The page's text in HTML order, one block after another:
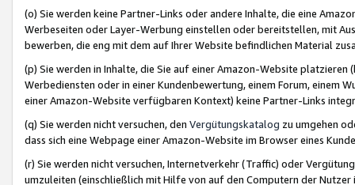
(o) Sie werden keine Partner-Links oder andere Inhalte, die eine
Werbeseiten oder Layer-Werbung einstellen oder bereitstellen, mit
bewerben, die eng mit dem auf Ihrer Website befindlichen Material
(p) Sie werden in Inhalte, die Sie auf einer Amazon-Website
Werbediensten oder in einer Kundenbewertung, einem Forum, einem
einer Amazon-Website verfügbaren Kontext) keine Partner-Links
(q) Sie werden nicht versuchen, den Vergütungskatalog zu umgehen
dass sich eine Webpage einer Amazon-Website im Browser eines
(r) Sie werden nicht versuchen, Internetverkehr (Traffic) oder
umzuleiten (einschließlich mit Hilfe von auf den Computern der